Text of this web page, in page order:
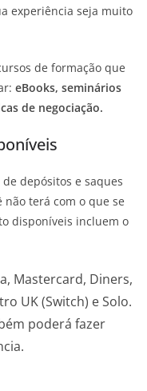
experiência seja muito
de formação que
eBooks, seminários
de negociação.
depósitos e saques
não terá com o que se
disponíveis incluem o
Mastercard, Diners,
UK (Switch) e Solo.
poderá fazer